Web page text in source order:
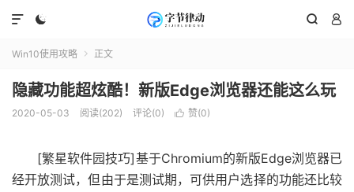
  

Win10使用攻略  正文
隐藏功能超炫酷！新版Edge浏览器还能这么玩
2020-05-03 阅读(202) 评论(0)  赞(0)
[繁星软件园技巧]基于Chromium的新版Edge浏览器已
经开放测试，但由于是测试期，可供用户选择的功能还比较